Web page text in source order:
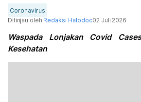
Coronavirus
Ditinjau oleh Redaksi Halodoc02 Juli 2026
Waspada Lonjakan Covid
Kesehatan